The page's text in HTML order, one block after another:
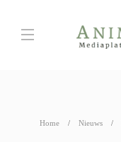
Home Nieuws